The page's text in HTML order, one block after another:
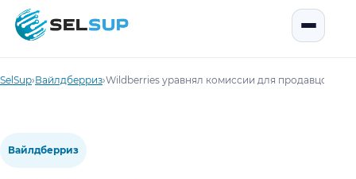
SelSup
SelSup›Вайлдберриз›Wildberries уравнял комиссии для продавцов из
Вайлдберриз